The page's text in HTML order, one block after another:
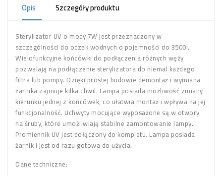
Opis Szczegóły produktu
Sterylizator UV o mocy 7W jest przeznaczony w
szczególności do oczek wodnych o pojemności do 3500l.
Wielofunkcyjne końcówki do podłączenia różnych węży
pozwalają na podłączenie sterylizatora do niemal każdego
filtra lub pompy. Dzięki prostej budowie demontaż i wymiana
żarnika zajmuje kilka chwil. Lampa posiada możliwość zmiany
kierunku jednej z końcówek, co ułatwia montaż i wpływa na jej
funkcjonalność. Uchwyty mocujące wyposażone są w otwory
na śruby, które umożliwiają stabilne zamontowanie lampy.
Promiennik UV jest dołączony do kompletu. Lampa posiada
żarnik i jest od razu gotowa do użycia.
Dane techniczne: